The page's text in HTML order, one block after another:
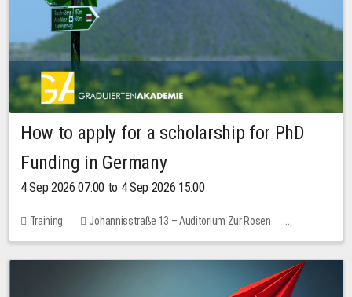
How to apply for a scholarship for PhD
Funding in Germany
4 Sep 2026 07:00 to 4 Sep 2026 15:00
Training
Johannisstraße 13 – Auditorium Zur Rosen
7 places
10.00 EUR